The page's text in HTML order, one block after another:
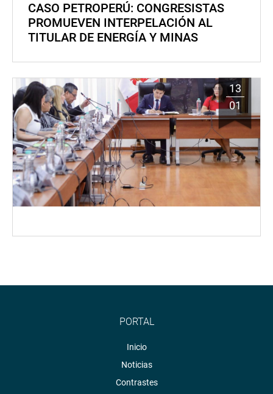
CASO PETROPERÚ: CONGRESISTAS
PROMUEVEN INTERPELACIÓN AL
TITULAR DE ENERGÍA Y MINAS
13
01
PORTAL
Inicio
Noticias
Contrastes